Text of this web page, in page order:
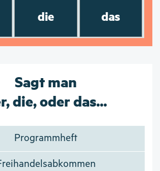
die das
Sagt man
die, oder das...
Programmheft